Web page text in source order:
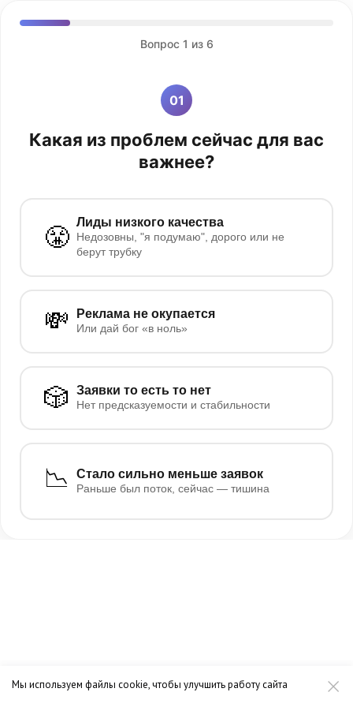
Вопрос 1 из 6
01
Какая из проблем сейчас для вас
важнее?
😤
Лиды низкого качества
Недозовны, "я подумаю", дорого или не
берут трубку
💸 Реклама не окупается
Или дай бог «в ноль»
🎲 Заявки то есть то нет
Нет предсказуемости и стабильности
📉 Стало сильно меньше заявок
Раньше был поток, сейчас — тишина
Мы используем файлы cookie, чтобы улучшить работу сайта